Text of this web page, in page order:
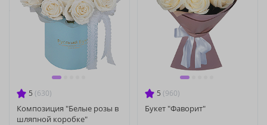
5 (630)
Композиция "Белые розы в
шляпной коробке"
5 (960)
Букет "Фаворит"